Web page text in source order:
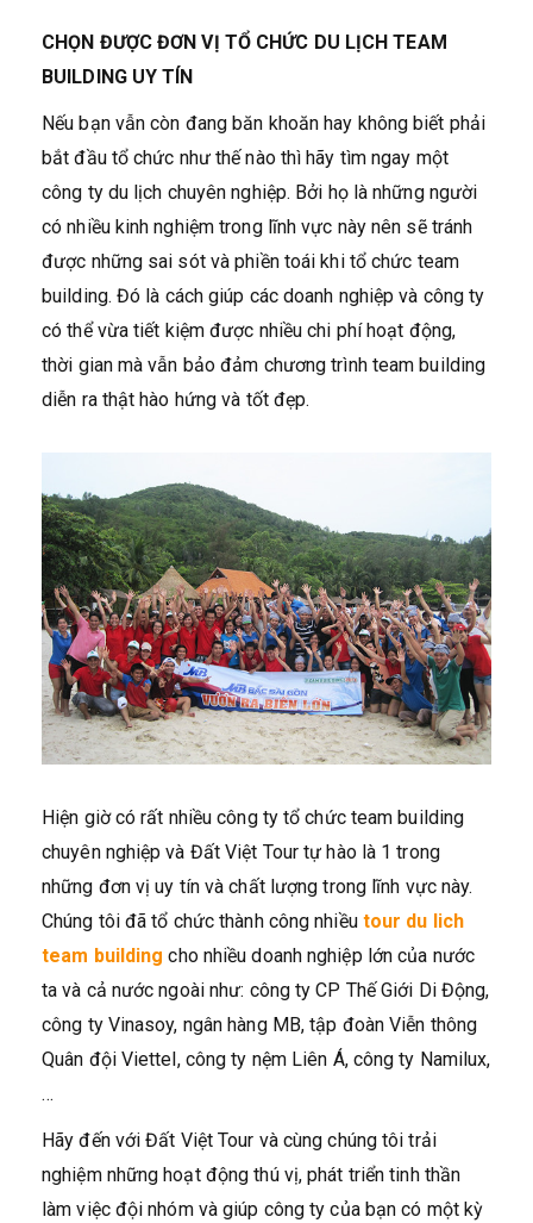
CHỌN ĐƯỢC ĐƠN VỊ TỔ CHỨC DU LỊCH TEAM
BUILDING UY TÍN
Nếu bạn vẫn còn đang băn khoăn hay không biết phải
bắt đầu tổ chức như thế nào thì hãy tìm ngay một
công ty du lịch chuyên nghiệp. Bởi họ là những người
có nhiều kinh nghiệm trong lĩnh vực này nên sẽ tránh
được những sai sót và phiền toái khi tổ chức team
building. Đó là cách giúp các doanh nghiệp và công ty
có thể vừa tiết kiệm được nhiều chi phí hoạt động,
thời gian mà vẫn bảo đảm chương trình team building
diễn ra thật hào hứng và tốt đẹp.
Hiện giờ có rất nhiều công ty tổ chức team building
chuyên nghiệp và Đất Việt Tour tự hào là 1 trong
những đơn vị uy tín và chất lượng trong lĩnh vực này.
Chúng tôi đã tổ chức thành công nhiều tour du lich
team building cho nhiều doanh nghiệp lớn của nước
ta và cả nước ngoài như: công ty CP Thế Giới Di Động,
công ty Vinasoy, ngân hàng MB, tập đoàn Viễn thông
Quân đội Viettel, công ty nệm Liên Á, công ty Namilux,
…
Hãy đến với Đất Việt Tour và cùng chúng tôi trải
nghiệm những hoạt động thú vị, phát triển tinh thần
làm việc đội nhóm và giúp công ty của bạn có một kỳ